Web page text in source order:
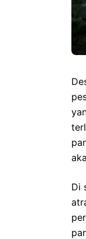
Di